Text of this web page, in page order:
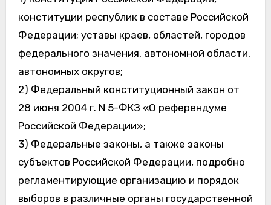
конституции республик в составе Российской
Федерации; уставы краев, областей, городов
федерального значения, автономной области,
автономных округов;
2) Федеральный конституционный закон от
28 июня 2004 г. N 5-ФКЗ «О референдуме
Российской Федерации»;
3) Федеральные законы, а также законы
субъектов Российской Федерации, подробно
регламентирующие организацию и порядок
выборов в различные органы государственной